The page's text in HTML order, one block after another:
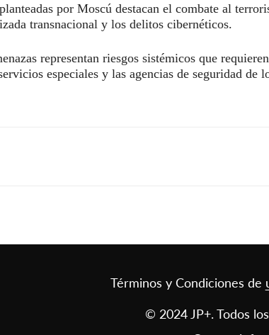
por Moscú destacan el combate al
transnacional y los delitos cibernéticos.
representan riesgos sistémicos que
especiales y las agencias de seguridad de
Términos y Condiciones de
© 2024 JP+. Todos